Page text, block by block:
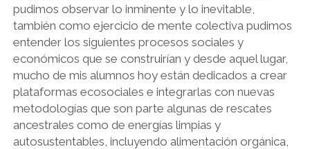
pudimos observar lo inminente y lo inevitable,
también como ejercicio de mente colectiva pudimos
entender los siguientes procesos sociales y
económicos que se construirían y desde aquel lugar,
mucho de mis alumnos hoy están dedicados a crear
plataformas ecosociales e integrarlas con nuevas
metodologías que son parte algunas de rescates
ancestrales como de energías limpias y
autosustentables, incluyendo alimentación orgánica,